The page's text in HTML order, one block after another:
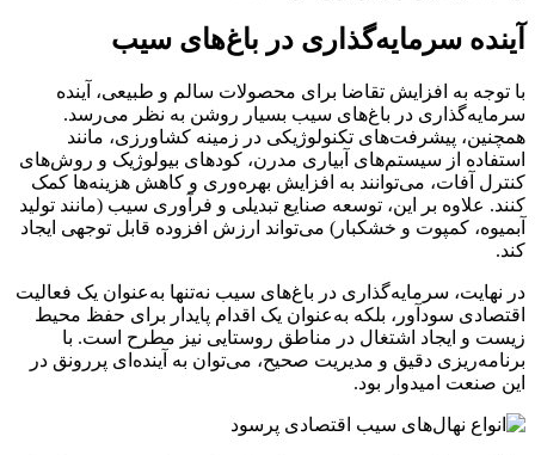
آینده سرمایه‌گذاری در باغ‌های سیب
با توجه به افزایش تقاضا برای محصولات سالم و طبیعی، آینده
سرمایه‌گذاری در باغ‌های سیب بسیار روشن به نظر می‌رسد.
همچنین، پیشرفت‌های تکنولوژیکی در زمینه کشاورزی، مانند
استفاده از سیستم‌های آبیاری مدرن، کودهای بیولوژیک و روش‌های
کنترل آفات، می‌توانند به افزایش بهره‌وری و کاهش هزینه‌ها کمک
کنند. علاوه بر این، توسعه صنایع تبدیلی و فرآوری سیب (مانند تولید
آبمیوه، کمپوت و خشکبار) می‌تواند ارزش افزوده قابل توجهی ایجاد
کند.
در نهایت، سرمایه‌گذاری در باغ‌های سیب نه‌تنها به‌عنوان یک فعالیت
اقتصادی سودآور، بلکه به‌عنوان یک اقدام پایدار برای حفظ محیط
زیست و ایجاد اشتغال در مناطق روستایی نیز مطرح است. با
برنامه‌ریزی دقیق و مدیریت صحیح، می‌توان به آینده‌ای پررونق در
این صنعت امیدوار بود.